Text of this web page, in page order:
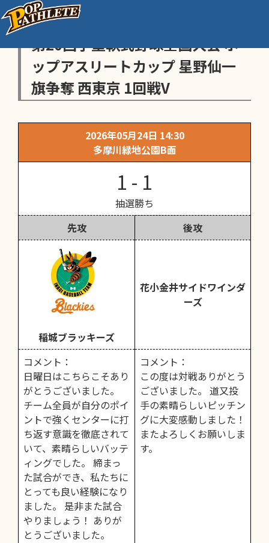
センス・トラストトーナメント
第20回学童軟式野球全国大会 ポ
ップアスリートカップ 星野仙一
旗争奪 西東京 1回戦V
2026年05月24日 14:30
多摩川緑地公園B面
1 - 1
抽選勝ち
先攻
後攻
稲城ブラッキーズ
花小金井サイドワインダ
ーズ
コメント：
日曜日はこちらこそあり
がとうございました。
チーム全員が自分のポイ
ントで強くセンターに打
ち返す意識を徹底されて
いて、素晴らしいバッテ
ィングでした。 締まっ
た試合ができ、私たちに
とっても良い経験になり
ました。 是非また試合
やりましょう！ ありが
とうございました。
コメント：
この度は対戦ありがとう
ございました。 道又投
手の素晴らしいピッチン
グに大変感動しました！
またよろしくお願いしま
す。